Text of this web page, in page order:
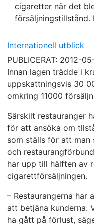
cigaretter när det
försäljningstillstånd.
Internationell utblick
PUBLICERAT: 2012-
Innan lagen trädde i
uppskattningsvis 30
omkring 11000
Särskilt restauranger
för att ansöka om
som ställs för att man
och
har upp till hälften av
cigarettförsäljningen.
– Restaurangerna
att betjäna kunderna.
ha gått på förlust,